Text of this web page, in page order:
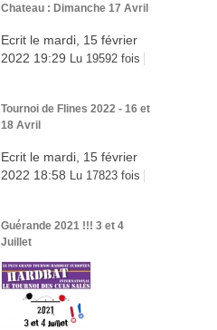
Chateau : Dimanche 17 Avril
Ecrit le mardi, 15 février
2022 19:29 Lu 19592 fois
Tournoi de Flines 2022 - 16 et
18 Avril
Ecrit le mardi, 15 février
2022 18:58 Lu 17823 fois
Guérande 2021 !!! 3 et 4
Juillet